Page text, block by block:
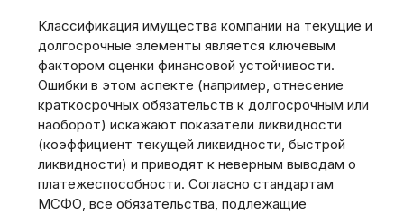
Классификация имущества компании на текущие и
долгосрочные элементы является ключевым
фактором оценки финансовой устойчивости.
Ошибки в этом аспекте (например, отнесение
краткосрочных обязательств к долгосрочным или
наоборот) искажают показатели ликвидности
(коэффициент текущей ликвидности, быстрой
ликвидности) и приводят к неверным выводам о
платежеспособности. Согласно стандартам
МСФО, все обязательства, подлежащие